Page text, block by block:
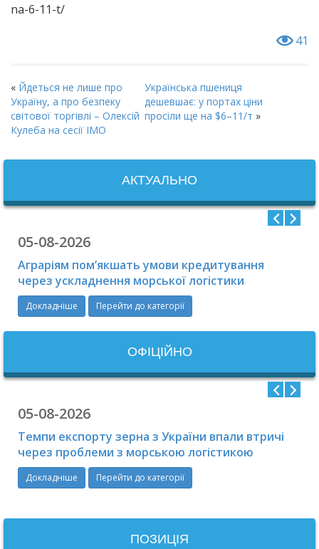
na-6-11-t/
41
« Йдеться не лише про
Україну, а про безпеку
світової торгівлі – Олексій
Кулеба на сесії ІМО
Українська пшениця
дешевшає: у портах ціни
просіли ще на $6–11/т »
АКТУАЛЬНО
05-08-2026
Аграріям пом’якшать умови кредитування
через ускладнення морської логістики
Докладніше Перейти до категорії
ОФIЦIЙНО
05-08-2026
Темпи експорту зерна з України впали втричі
через проблеми з морською логістикою
Докладніше Перейти до категорії
ПОЗИЦІЯ